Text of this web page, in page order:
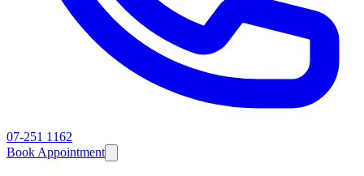
07-251 1162
Book Appointment